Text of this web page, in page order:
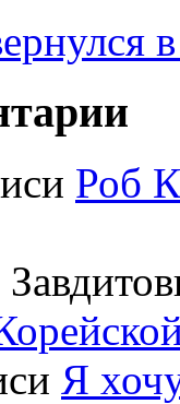
Роб
Я